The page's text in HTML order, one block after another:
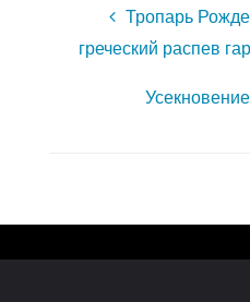
Тропарь
греческий распев